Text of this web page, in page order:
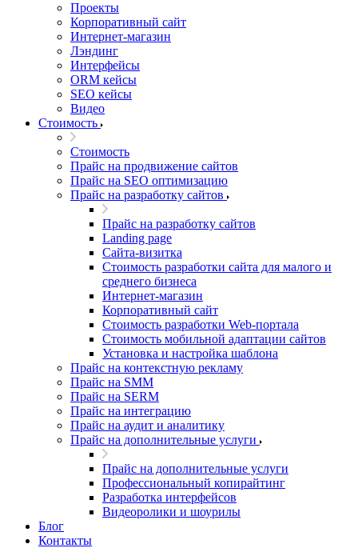
Проекты
Корпоративный сайт
Интернет-магазин
Лэндинг
Интерфейсы
ORM кейсы
SEO кейсы
Видео
Стоимость
Стоимость
Прайс на продвижение сайтов
Прайс на SEO оптимизацию
Прайс на разработку сайтов
Прайс на разработку сайтов
Landing page
Cайта-визитка
Стоимость разработки сайта для малого и
среднего бизнеса
Интернет-магазин
Корпоративный сайт
Стоимость разработки Web-портала
Стоимость мобильной адаптации сайтов
Установка и настройка шаблона
Прайс на контекстную рекламу
Прайс на SMM
Прайс на SERM
Прайс на интеграцию
Прайс на аудит и аналитику
Прайс на дополнительные услуги
Прайс на дополнительные услуги
Профессиональный копирайтинг
Разработка интерфейсов
Видеоролики и шоурилы
Блог
Контакты